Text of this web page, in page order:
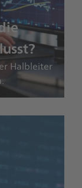
Halbleiter